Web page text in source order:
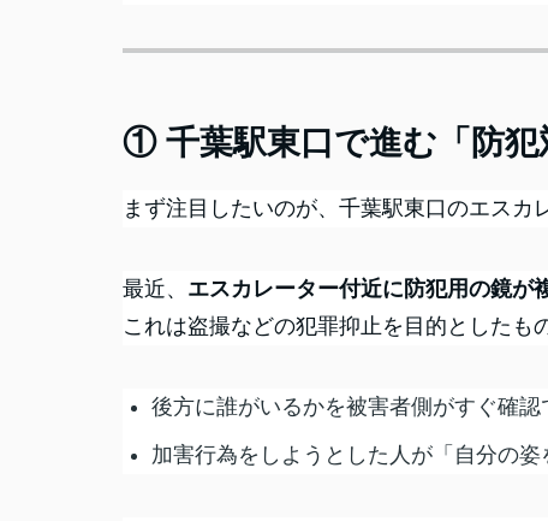
① 千葉駅東口で進む「防犯
まず注目したいのが、千葉駅東口のエスカ
最近、 エスカレーター付近に防犯用の鏡が
これは盗撮などの犯罪抑止を目的としたも
後方に誰がいるかを被害者側がすぐ確認
加害行為をしようとした人が「自分の